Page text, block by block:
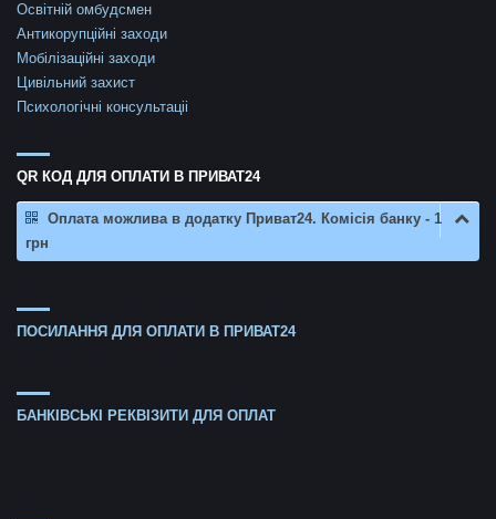
Освітній омбудсмен
Антикорупційні заходи
Мобілізаційні заходи
Цивільний захист
Психологічні консультаціі
QR КОД ДЛЯ ОПЛАТИ В ПРИВАТ24
Оплата можлива в додатку Приват24. Комісія банку - 1
грн
ПОСИЛАННЯ ДЛЯ ОПЛАТИ В ПРИВАТ24
БАНКІВСЬКІ РЕКВІЗИТИ ДЛЯ ОПЛАТ